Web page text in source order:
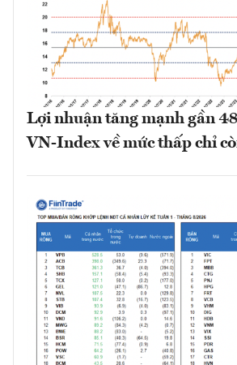
Lợi nhuận tăng mạnh gần
VN-Index về mức thấp chỉ